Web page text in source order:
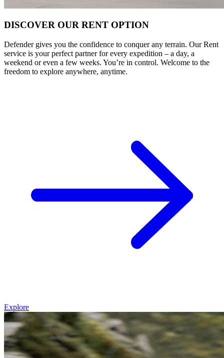
DISCOVER OUR RENT OPTION
Defender gives you the confidence to conquer any terrain. Our Rent
service is your perfect partner for every expedition – a day, a
weekend or even a few weeks. You’re in control. Welcome to the
freedom to explore anywhere, anytime.
Explore